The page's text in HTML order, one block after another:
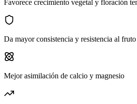
Favorece crecimiento vegetal y floración
Da mayor consistencia y resistencia al fruto
Mejor asimilación de calcio y magnesio